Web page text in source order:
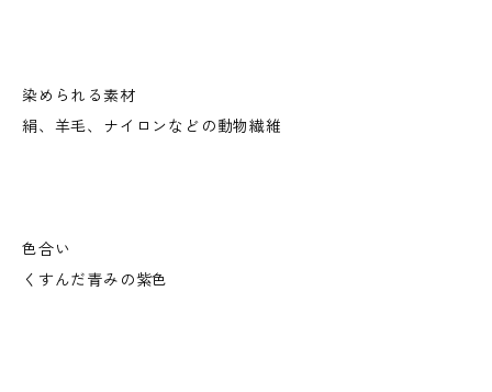
染められる素材
絹、羊毛、ナイロンなどの動物繊維
色合い
くすんだ青みの紫色